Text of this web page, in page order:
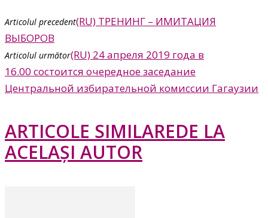
Articolul precedent(RU) ТРЕНИНГ – ИМИТАЦИЯ
ВЫБОРОВ
Articolul următor(RU) 24 апреля 2019 года в
16.00 состоится очередное заседание
Центральной избирательной комиссии Гагаузии
ARTICOLE SIMILAREDE LA
ACELAȘI AUTOR